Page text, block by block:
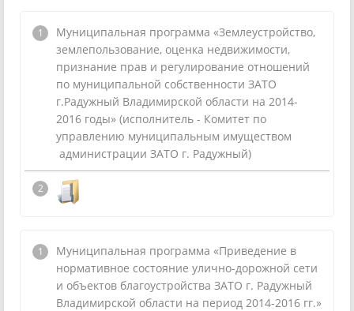
Муниципальная программа «Землеустройство,
землепользование, оценка недвижимости,
признание прав и регулирование отношений
по муниципальной собственности ЗАТО
г.Радужный Владимирской области на 2014-
2016 годы» (исполнитель - Комитет по
управлению муниципальным имуществом
администрации ЗАТО г. Радужный)
Муниципальная программа «Приведение в
нормативное состояние улично-дорожной сети
и объектов благоустройства ЗАТО г. Радужный
Владимирской области на период 2014-2016 гг.»